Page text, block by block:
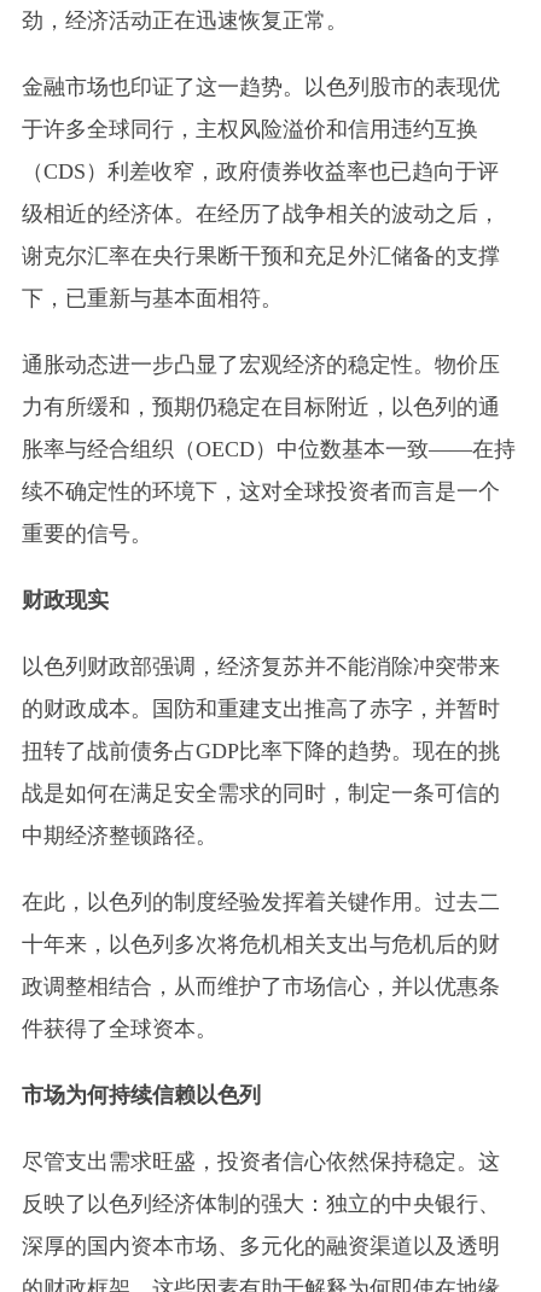
劲，经济活动正在迅速恢复正常。
金融市场也印证了这一趋势。以色列股市的表现优
于许多全球同行，主权风险溢价和信用违约互换
（CDS）利差收窄，政府债券收益率也已趋向于评
级相近的经济体。在经历了战争相关的波动之后，
谢克尔汇率在央行果断干预和充足外汇储备的支撑
下，已重新与基本面相符。
通胀动态进一步凸显了宏观经济的稳定性。物价压
力有所缓和，预期仍稳定在目标附近，以色列的通
胀率与经合组织（OECD）中位数基本一致——在持
续不确定性的环境下，这对全球投资者而言是一个
重要的信号。
财政现实
以色列财政部强调，经济复苏并不能消除冲突带来
的财政成本。国防和重建支出推高了赤字，并暂时
扭转了战前债务占GDP比率下降的趋势。现在的挑
战是如何在满足安全需求的同时，制定一条可信的
中期经济整顿路径。
在此，以色列的制度经验发挥着关键作用。过去二
十年来，以色列多次将危机相关支出与危机后的财
政调整相结合，从而维护了市场信心，并以优惠条
件获得了全球资本。
市场为何持续信赖以色列
尽管支出需求旺盛，投资者信心依然保持稳定。这
反映了以色列经济体制的强大：独立的中央银行、
深厚的国内资本市场、多元化的融资渠道以及透明